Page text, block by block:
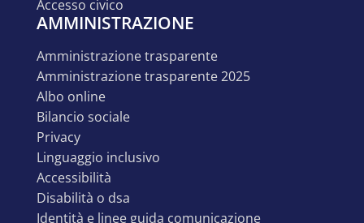
accesso civico
AMMINISTRAZIONE
amministrazione trasparente
amministrazione trasparente 2025
albo online
bilancio sociale
privacy
linguaggio inclusivo
accessibilità
disabilità o dsa
identità e linee guida comunicazione